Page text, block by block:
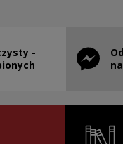
-
in a new window
Note,